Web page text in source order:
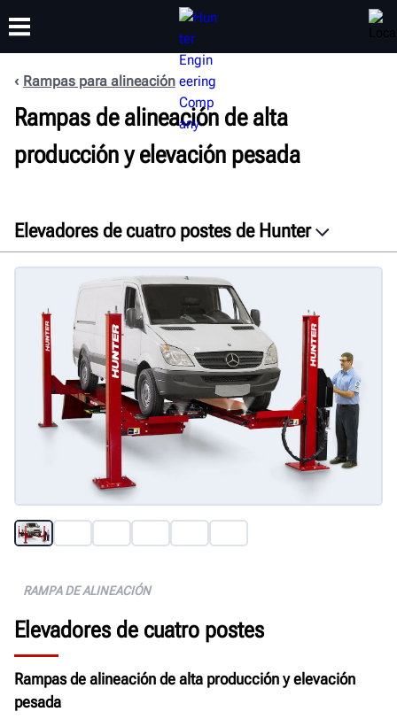
PRODUCTOS SOPORTE
CAPACITACIÓN
Rampas para alineación
Rampas de alineación de alta
producción y elevación pesada
Elevadores de cuatro postes de Hunter
Características
Galería
Especificaciones
Documentos
Obtener una cotización gratuita
RAMPA DE ALINEACIÓN
Elevadores de cuatro postes
Rampas de alineación de alta producción y elevación
pesada